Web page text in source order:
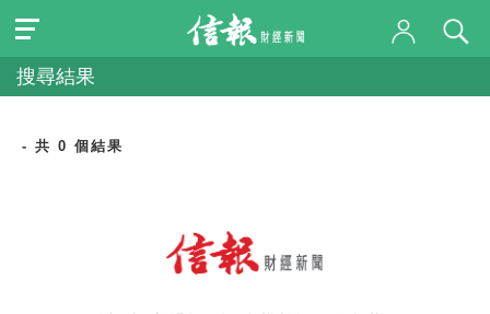
搜尋結果
- 共 0 個結果